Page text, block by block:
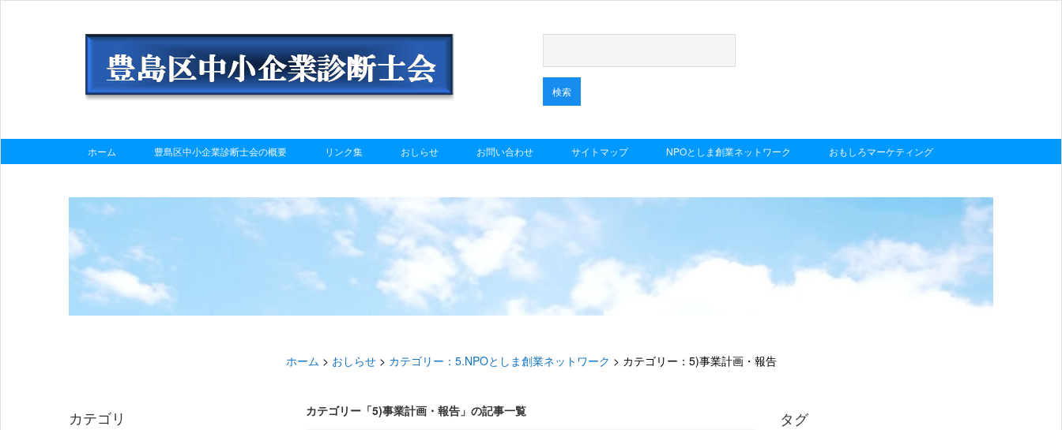
ホーム 豊島区中小企業診断士会の概要 リンク集 おしらせ お問い合わせ サイトマップ NPOとしま創業ネットワーク おもしろマーケティング
ホーム > おしらせ> カテゴリー：5.NPOとしま創業ネットワーク > カテゴリー：5)事業計画・報告
カテゴリ
カテゴリー「5)事業計画・報告」の記事一覧
タグ